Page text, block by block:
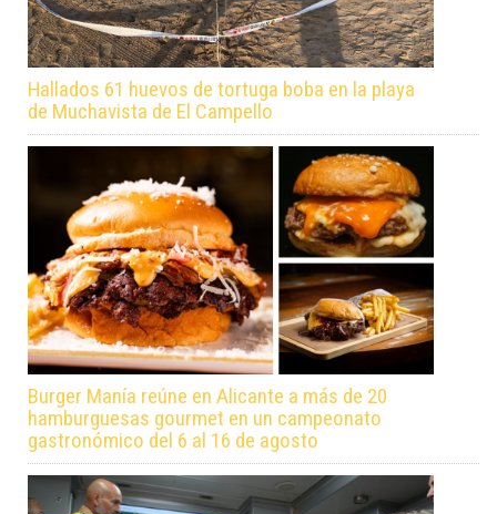
Hallados 61 huevos de tortuga boba en la playa
de Muchavista de El Campello
Burger Manía reúne en Alicante a más de 20
hamburguesas gourmet en un campeonato
gastronómico del 6 al 16 de agosto